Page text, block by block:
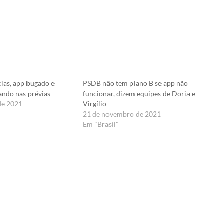
app bugado e
nas prévias
2021
PSDB não tem plano B se app não
funcionar, dizem equipes de Doria e
Virgílio
21 de novembro de 2021
Em "Brasil"